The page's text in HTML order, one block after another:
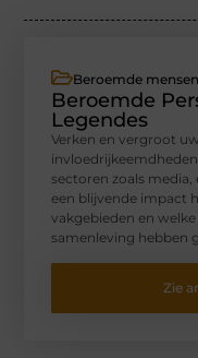
Beroemde mensen
Beroemde
Legendes
Verken en vergroot
sectoren zoals
een blijvende impact
vakgebieden en
samenleving hebben
Zie